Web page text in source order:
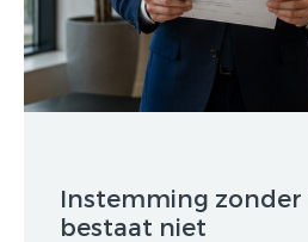
Instemming
bestaat niet